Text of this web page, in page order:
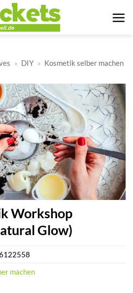
» DIY » Kosmetik selber machen
Workshop
Glow)
machen